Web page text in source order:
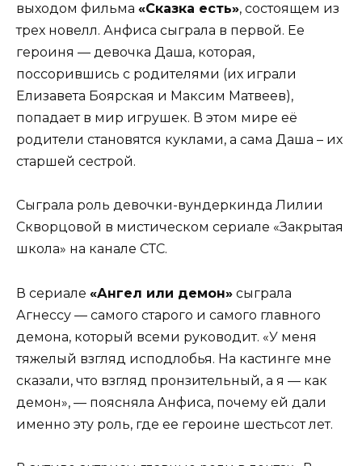
выходом фильма «Сказка есть», состоящем из
трех новелл. Анфиса сыграла в первой. Ее
героиня — девочка Даша, которая,
поссорившись с родителями (их играли
Елизавета Боярская и Максим Матвеев),
попадает в мир игрушек. В этом мире её
родители становятся куклами, а сама Даша – их
старшей сестрой.
Сыграла роль девочки-вундеркинда Лилии
Скворцовой в мистическом сериале «Закрытая
школа» на канале СТС.
В сериале «Ангел или демон» сыграла
Агнессу — самого старого и самого главного
демона, который всеми руководит. «У меня
тяжелый взгляд исподлобья. На кастинге мне
сказали, что взгляд пронзительный, а я — как
демон», — поясняла Анфиса, почему ей дали
именно эту роль, где ее героине шестьсот лет.